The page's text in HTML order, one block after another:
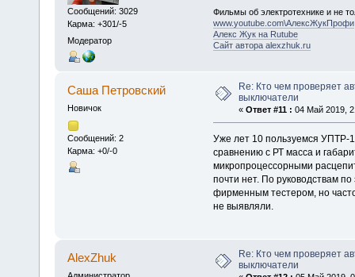
Сообщений: 3029
Карма: +301/-5
Модератор
Фильмы об электротехнике и не
www.youtube.com\АлексЖукПрофи
Алекс Жук на Rutube
Сайт автора alexzhuk.ru
Саша Петровский
Новичок
Сообщений: 2
Карма: +0/-0
Re: Кто чем проверяет
выключатели
« Ответ #11 : 04 Май 2019,
Уже лет 10 пользуемся
сравнению с РТ масса и
микропроцессорными
почти нет. По руководствам
фирменным тестером, но
не выявляли.
AlexZhuk
Re: Кто чем проверяет
выключатели